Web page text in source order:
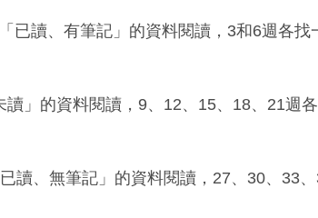
讀、有筆記」的資料閱讀，3和6週各找
」的資料閱讀，9、12、15、18、21週
、無筆記」的資料閱讀，27、30、33